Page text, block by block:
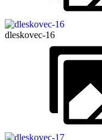
dleskovec-16